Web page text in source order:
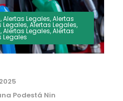
,Alertas Legales,Alertas
Legales,Alertas Legales,
,Alertas Legales,Alertas
Legales
Podestá Nin